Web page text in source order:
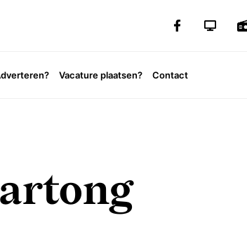
Vacature plaatsen? Contact